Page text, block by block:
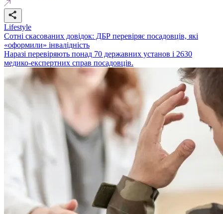
Lifestyle
Сотні скасованих довідок: ДБР перевіряє посадовців, які
«оформили» інвалідність
Наразі перевіряють понад 70 державних установ і 2630
медико-експертних справ посадовців.